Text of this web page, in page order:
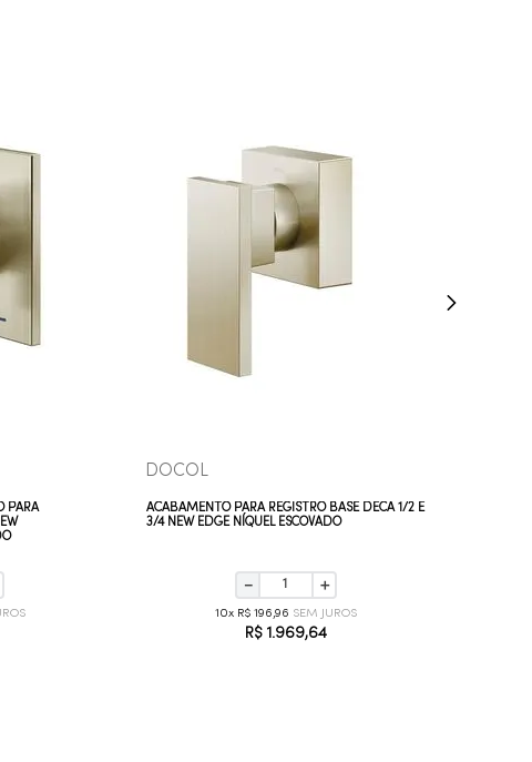
PARA
COMPRAR AGORA
DOCOL
ACABAMENTO PARA REGISTRO BASE DECA 1/2 E
3/4 NEW EDGE NÍQUEL ESCOVADO
＋
－
10 R$ 196,96
R$ 1 .969,64